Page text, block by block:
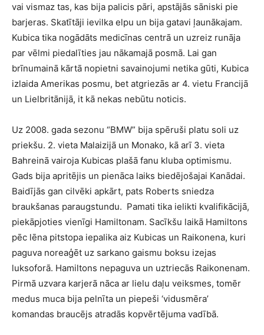
vai vismaz tas, kas bija palicis pāri, apstājās sāniski pie
barjeras. Skatītāji ievilka elpu un bija gatavi ļaunākajam.
Kubica tika nogādāts medicīnas centrā un uzreiz runāja
par vēlmi piedalīties jau nākamajā posmā. Lai gan
brīnumainā kārtā nopietni savainojumi netika gūti, Kubica
izlaida Amerikas posmu, bet atgriezās ar 4. vietu Francijā
un Lielbritānijā, it kā nekas nebūtu noticis.
Uz 2008. gada sezonu “BMW” bija spēruši platu soli uz
priekšu. 2. vieta Malaizijā un Monako, kā arī 3. vieta
Bahreinā vairoja Kubicas plašā fanu kluba optimismu.
Gads bija apritējis un pienāca laiks biedējošajai Kanādai.
Baidījās gan cilvēki apkārt, pats Roberts sniedza
braukšanas paraugstundu. Pamati tika ielikti kvalifikācijā,
piekāpjoties vienīgi Hamiltonam. Sacīkšu laikā Hamiltons
pēc lēna pitstopa iepalika aiz Kubicas un Raikonena, kuri
paguva noreaģēt uz sarkano gaismu boksu izejas
luksoforā. Hamiltons nepaguva un uztriecās Raikonenam.
Pirmā uzvara karjerā nāca ar lielu daļu veiksmes, tomēr
medus muca bija pelnīta un piepeši ‘vidusmēra’
komandas braucējs atradās kopvērtējuma vadībā.